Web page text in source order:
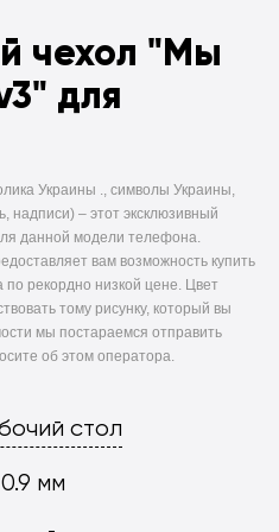
чехол "Мы
для
Украины ., символы Украины,
надписи) – этот эксклюзивный
данной модели телефона.
вам возможность купить
рекордно низкой цене. Цвет
тому рисунку, который вы
мы постараемся отправить
об этом оператора.
стол
мм